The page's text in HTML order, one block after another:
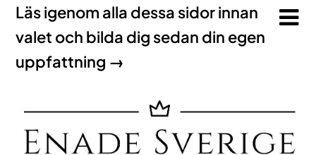
Läs igenom alla dessa sidor innan
valet och bilda dig sedan din egen
uppfattning →